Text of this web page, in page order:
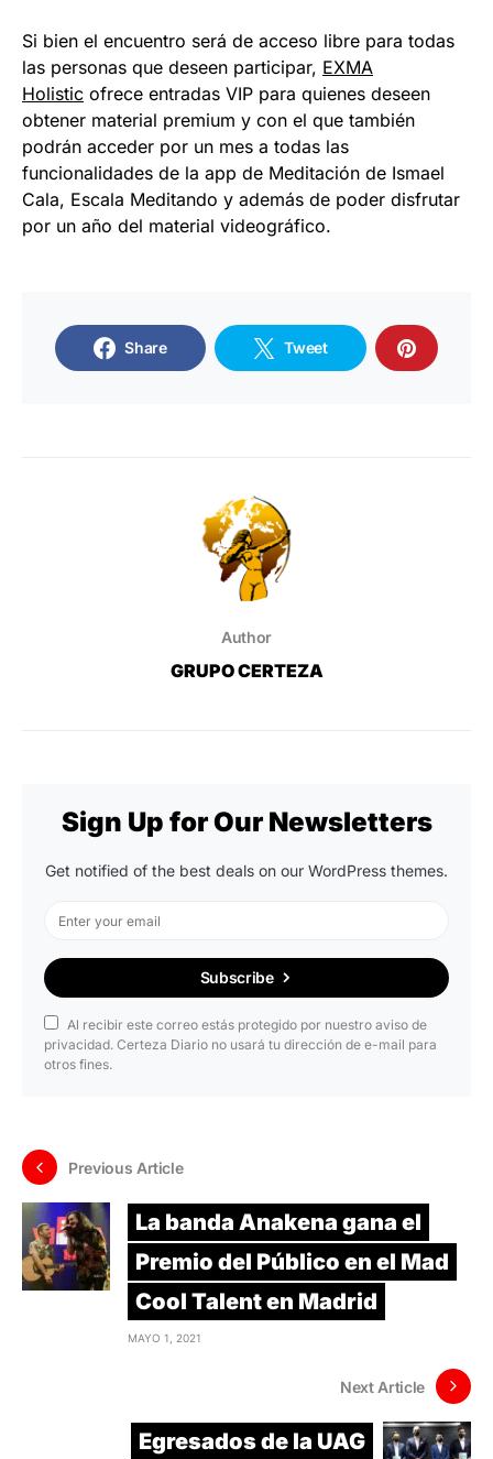
Si bien el encuentro será de acceso libre para todas
las personas que deseen participar, EXMA
Holistic ofrece entradas VIP para quienes deseen
obtener material premium y con el que también
podrán acceder por un mes a todas las
funcionalidades de la app de Meditación de Ismael
Cala, Escala Meditando y además de poder disfrutar
por un año del material videográfico.
Share Tweet
Author
GRUPO CERTEZA
Sign Up for Our Newsletters
Get notified of the best deals on our WordPress themes.
Subscribe
Al recibir este correo estás protegido por nuestro aviso de
privacidad. Certeza Diario no usará tu dirección de e-mail para
otros fines.
Previous Article
La banda Anakena gana el
Premio del Público en el Mad
Cool Talent en Madrid
MAYO 1, 2021
Next Article
Egresados de la UAG